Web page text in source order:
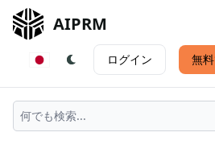
AIPRM
ログイン 無